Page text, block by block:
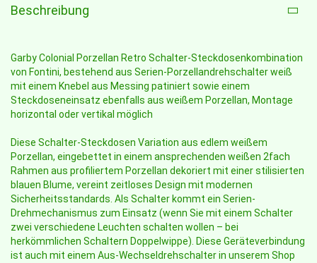
Beschreibung
Garby Colonial Porzellan Retro Schalter-Steckdosenkombination
von Fontini, bestehend aus Serien-Porzellandrehschalter weiß
mit einem Knebel aus Messing patiniert sowie einem
Steckdoseneinsatz ebenfalls aus weißem Porzellan, Montage
horizontal oder vertikal möglich
Diese Schalter-Steckdosen Variation aus edlem weißem
Porzellan, eingebettet in einem ansprechenden weißen 2fach
Rahmen aus profiliertem Porzellan dekoriert mit einer stilisierten
blauen Blume, vereint zeitloses Design mit modernen
Sicherheitsstandards. Als Schalter kommt ein Serien-
Drehmechanismus zum Einsatz (wenn Sie mit einem Schalter
zwei verschiedene Leuchten schalten wollen – bei
herkömmlichen Schaltern Doppelwippe). Diese Geräteverbindung
ist auch mit einem Aus-Wechseldrehschalter in unserem Shop